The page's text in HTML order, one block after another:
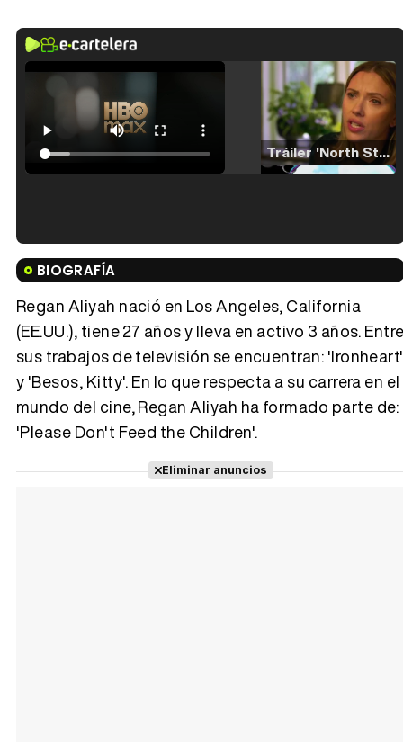
Tráiler 'North Star' (2023)
Tráiler en español de 'La isla olvidada'
Tráiler 'Vida perra' (2026)
BIOGRAFÍA
Regan Aliyah nació en Los Angeles, California
(EE.UU.), tiene 27 años y lleva en activo 3 años.
sus trabajos de televisión se encuentran: 'Ironheart'
y 'Besos, Kitty'. En lo que respecta a su carrera en el
mundo del cine, Regan Aliyah ha formado parte de:
'Please Don't Feed the Children'.
Eliminar anuncios